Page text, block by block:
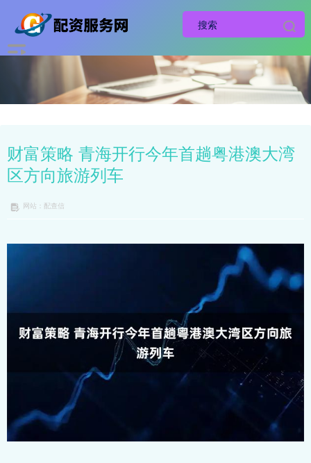
财富策略 青海开行今年首趟粤港澳大湾
区方向旅游列车
网站：配查信